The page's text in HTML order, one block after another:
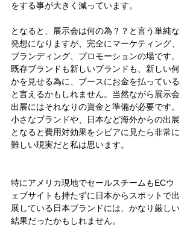
をする事が大きく減っています。
となると、展示会は何の為？？と言う単純な
発想になりますが、完全にマーケティング、
ブランディング、プロモーションの場です。
既存ブランドも新しいブランドも、新しい何
かを見せる為に、ブースにお金を払っている
と言えるかもしれません。当然ながら展示会
出展にはそれなりの資金と準備が必要です。
小さなブランドや、日本など海外からの出展
となると費用対効果をシビアに見たら非常に
難しい現実だと私は思います。
特にアメリカ現地でセールスチームもECウ
ェブサイトも持たずに日本からスポットで出
展している日本ブランドには、かなり厳しい
結果だったかもしれません。